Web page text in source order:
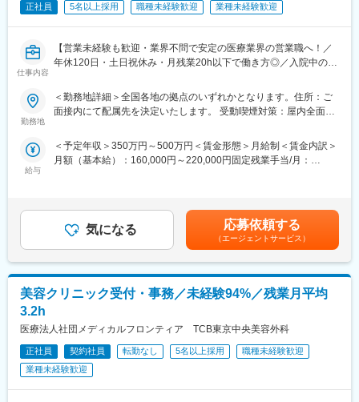
正社員 5名以上採用 職種未経験歓迎 業種未経験歓迎
仕事内容
【営業未経験も歓迎・業界不問で安定の医療業界の営業職へ！／
年休120日・土日祝休み・月残業20h以下で働き方◎／入院中の病
【はじめに】
ィングができる魅力的なポジションです。
を病棟で試してもらいながら、それぞれの病院に合った提案をし
ていただきます。
＊月ノルマは設けられておらず、自分のペースで業務が行えま
す。
【営業先】
従事者になります。
※割合は既存2割、新規8割となります。仕事に慣れた場合、直行
直帰やテレワークを使いながら就業いただくことも可能です。
※営業だけではなく、保守契約更新・簡単な修理メンテナンス・パ
ートさんのフォローも行います。
勤務地
＜勤務地詳細＞全国各地の拠点のいずれかとなります。住所：ご
面接内にて配属先を決定いたします。 受動喫煙対策：屋内全面禁
給与
＜予定年収＞350万円～500万円＜賃金形態＞月給制＜賃金内訳＞
月額（基本給）：160,000円～220,000円固定残業手当/月：
事査定制度あり）◇賞与年2回（7月・12月月人事査定制度あり）
合計2.3か月分※初年度は満額支給されません※【モデル年収】営業
主任：464万～営業係長：585万～※賞与を含んだ額となります。※
最短で2～3年、一般的には5年前後でのステップアップ賃金はあ
くまでも目安の金額であり、選考を通じて上下する可能性があり
ます。月給(月額)は固定手当を含めた表記です。
気になる 応募依頼する
（エージェントサービス）
美容クリニック受付・事務／未経験94%／残業月平均
3.2h
医療法人社団メディカルフロンティア TCB東京中央美容外科
正社員 契約社員 転勤なし 5名以上採用
職種未経験歓迎
業種未経験歓迎